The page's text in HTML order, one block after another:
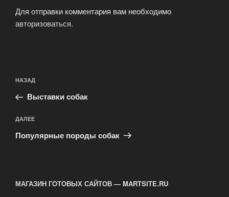
Для отправки комментария вам необходимо
авторизоваться.
по
записям
Предыдущая
запись:
НАЗАД
Выставки собак
Следующая
запись
ДАЛЕЕ
Популярные породы собак
МАГАЗИН ГОТОВЫХ САЙТОВ — MARTSITE.RU